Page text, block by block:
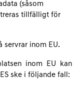
(såsom
tillfälligt för
servrar inom EU.
inom EU kan
ske i följande fall: